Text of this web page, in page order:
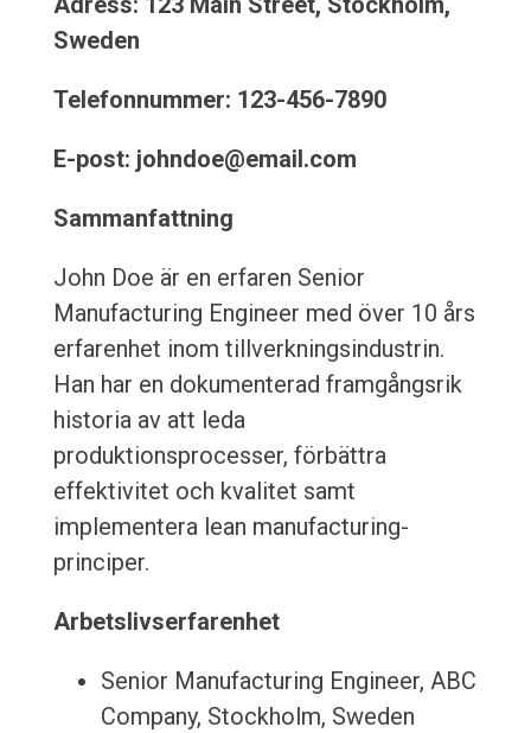
Sweden
Telefonnummer: 123-456-7890
E-post: johndoe@email.com
Sammanfattning
John Doe är en erfaren Senior
Manufacturing Engineer med över 10 års
erfarenhet inom tillverkningsindustrin.
Han har en dokumenterad framgångsrik
historia av att leda
produktionsprocesser, förbättra
effektivitet och kvalitet samt
implementera lean manufacturing-
principer.
Arbetslivserfarenhet
Senior Manufacturing Engineer, ABC
Company, Stockholm, Sweden